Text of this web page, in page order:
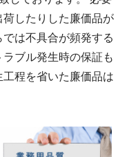
したりした廉価品が
は不具合が頻発する
ブル発生時の保証も
程を省いた廉価品は